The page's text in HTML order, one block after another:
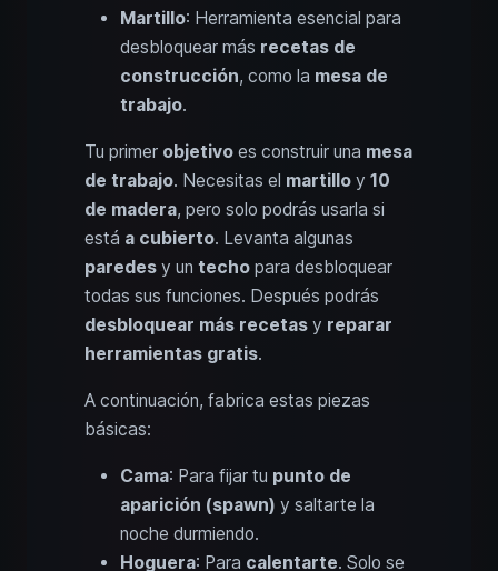
Martillo: Herramienta esencial para
desbloquear más recetas de
construcción, como la mesa de
trabajo.
Tu primer objetivo es construir una mesa
de trabajo. Necesitas el martillo y 10
de madera, pero solo podrás usarla si
está a cubierto. Levanta algunas
paredes y un techo para desbloquear
todas sus funciones. Después podrás
desbloquear más recetas y reparar
herramientas gratis.
A continuación, fabrica estas piezas
básicas:
Cama: Para fijar tu punto de
aparición (spawn) y saltarte la
noche durmiendo.
Hoguera: Para calentarte. Solo se